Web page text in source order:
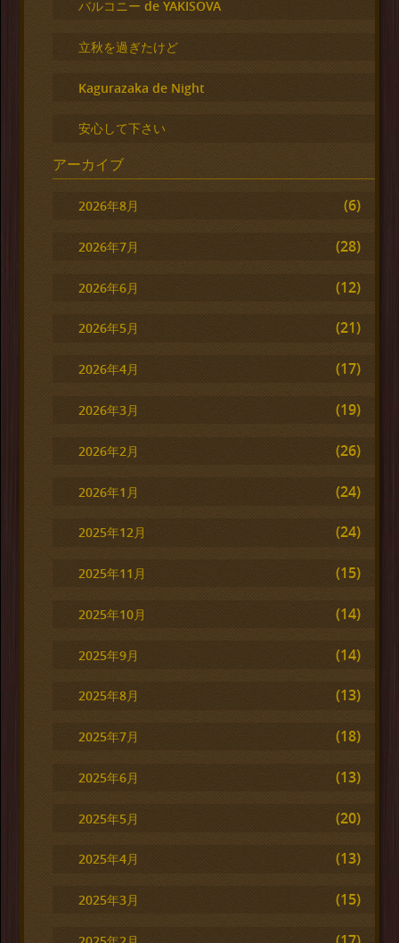
バルコニー de YAKISOVA
立秋を過ぎたけど
Kagurazaka de Night
安心して下さい
アーカイブ
2026年8月 (6)
2026年7月 (28)
2026年6月 (12)
2026年5月 (21)
2026年4月 (17)
2026年3月 (19)
2026年2月 (26)
2026年1月 (24)
2025年12月 (24)
2025年11月 (15)
2025年10月 (14)
2025年9月 (14)
2025年8月 (13)
2025年7月 (18)
2025年6月 (13)
2025年5月 (20)
2025年4月 (13)
2025年3月 (15)